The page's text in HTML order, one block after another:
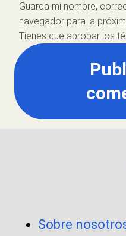
Guarda mi nombre,
navegador para la
Tienes que aprobar los
Sobre